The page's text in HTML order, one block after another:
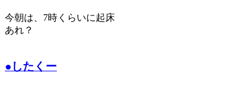
今朝は、7時くらいに起床
あれ？
●したくー